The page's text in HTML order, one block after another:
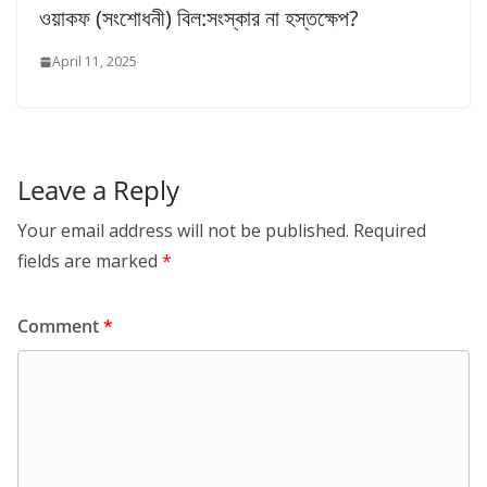
ওয়াকফ (সংশোধনী) বিল:সংস্কার না হস্তক্ষেপ?
April 11, 2025
Leave a Reply
Your email address will not be published. Required
fields are marked *
Comment*